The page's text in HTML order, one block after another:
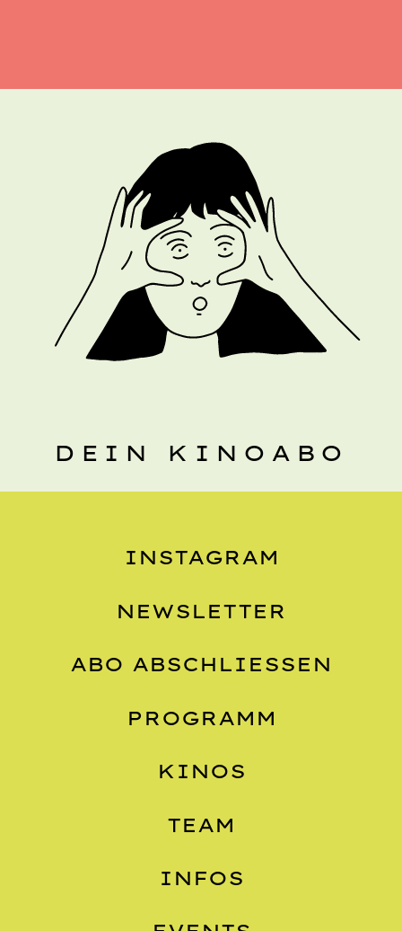
DEIN KINOABO
INSTAGRAM
NEWSLETTER
ABO ABSCHLIESSEN
PROGRAMM
KINOS
TEAM
INFOS